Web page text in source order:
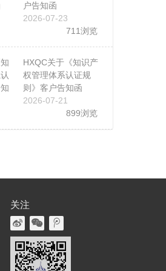
户告知函
2026-07-23
711浏览
HXQC关于《知识产
权管理体系认证规
则》客户告知函
2026-07-21
899浏览
关注